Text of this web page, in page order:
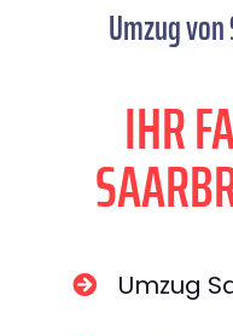
Umzug
IHR
Umzug